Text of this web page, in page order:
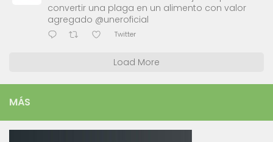
convertir una plaga en un alimento con valor
agregado @uneroficial
Twitter
Load More
MÁS